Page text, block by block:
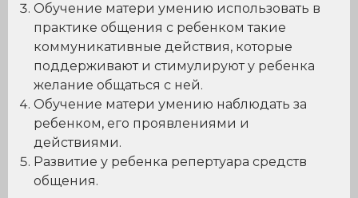
Обучение матери умению использовать в
практике общения с ребенком такие
коммуникативные действия, которые
поддерживают и стимулируют у ребенка
желание общаться с ней.
Обучение матери умению наблюдать за
ребенком, его проявлениями и
действиями.
Развитие у ребенка репертуара средств
общения.